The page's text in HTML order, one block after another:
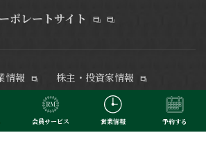
ポレートサイト
情報
株主・投資家情報
サステナビリティ
カスタマーハラスメント
会員サービス 営業情報 予約する